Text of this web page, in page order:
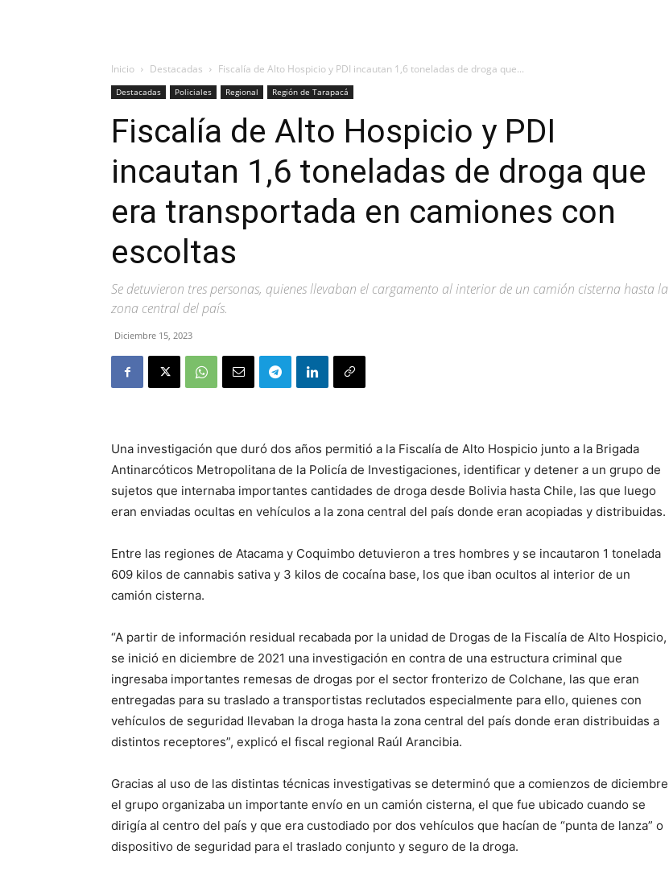
Inicio Destacadas Fiscalía de Alto Hospicio y PDI incautan 1,6 toneladas de droga que...
Destacadas Policiales Regional Región de Tarapacá
Fiscalía de Alto Hospicio y PDI
incautan 1,6 toneladas de droga que
era transportada en camiones con
escoltas
Se detuvieron tres personas, quienes llevaban el cargamento al interior de un camión cisterna hasta la
zona central del país.
Diciembre 15, 2023
Una investigación que duró dos años permitió a la Fiscalía de Alto Hospicio junto a la Brigada
Antinarcóticos Metropolitana de la Policía de Investigaciones, identificar y detener a un grupo de
sujetos que internaba importantes cantidades de droga desde Bolivia hasta Chile, las que luego
eran enviadas ocultas en vehículos a la zona central del país donde eran acopiadas y distribuidas.
Entre las regiones de Atacama y Coquimbo detuvieron a tres hombres y se incautaron 1 tonelada
609 kilos de cannabis sativa y 3 kilos de cocaína base, los que iban ocultos al interior de un
camión cisterna.
“A partir de información residual recabada por la unidad de Drogas de la Fiscalía de Alto Hospicio,
se inició en diciembre de 2021 una investigación en contra de una estructura criminal que
ingresaba importantes remesas de drogas por el sector fronterizo de Colchane, las que eran
entregadas para su traslado a transportistas reclutados especialmente para ello, quienes con
vehículos de seguridad llevaban la droga hasta la zona central del país donde eran distribuidas a
distintos receptores”, explicó el fiscal regional Raúl Arancibia.
Gracias al uso de las distintas técnicas investigativas se determinó que a comienzos de diciembre
el grupo organizaba un importante envío en un camión cisterna, el que fue ubicado cuando se
dirigía al centro del país y que era custodiado por dos vehículos que hacían de “punta de lanza” o
dispositivo de seguridad para el traslado conjunto y seguro de la droga.